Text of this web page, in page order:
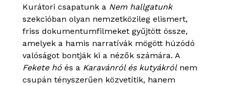
Kurátori csapatunk a Nem hallgatunk
szekcióban olyan nemzetközileg elismert,
friss dokumentumfilmeket gyűjtött össze,
amelyek a hamis narratívák mögött húzódó
valóságot bontják ki a nézők számára. A
Fekete hó és a Karavánról és kutyákrólnem
csupán tényszerűen közvetítik, hanem